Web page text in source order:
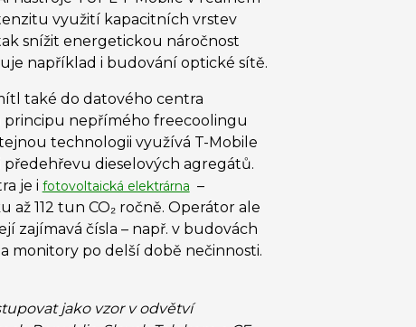
využití kapacitních vrstev
snížit energetickou náročnost
například i budování optické sítě.
také do datového centra
principu nepřímého freecoolingu
technologii využívá T-Mobile
dieselových agregátů.
je i fotovoltaická elektrárna –
112 tun CO₂ročně. Operátor ale
zajímavá čísla – např. v budovách
monitory po delší době nečinnosti.
jako vzor v odvětví